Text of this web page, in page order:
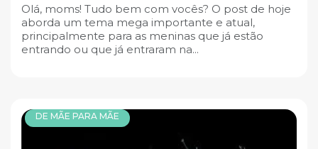
Olá, moms! Tudo bem com vocês? O post de hoje
aborda um tema mega importante e atual,
principalmente para as meninas que já estão
entrando ou que já entraram na...
DE MÃE PARA MÃE